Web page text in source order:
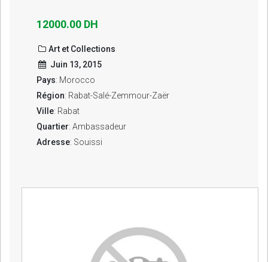
12000.00 DH
Art et Collections
Juin 13, 2015
Pays: Morocco
Région: Rabat-Salé-Zemmour-Zaër
Ville: Rabat
Quartier: Ambassadeur
Adresse: Souissi